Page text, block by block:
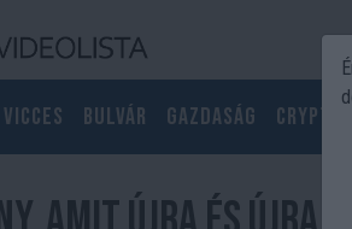
Vicces Bulvár Gazdaság Crypto